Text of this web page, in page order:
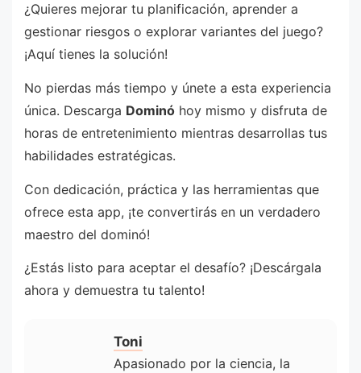
¿Quieres mejorar tu planificación, aprender a
gestionar riesgos o explorar variantes del juego?
¡Aquí tienes la solución!
No pierdas más tiempo y únete a esta experiencia
única. Descarga Dominó hoy mismo y disfruta de
horas de entretenimiento mientras desarrollas tus
habilidades estratégicas.
Con dedicación, práctica y las herramientas que
ofrece esta app, ¡te convertirás en un verdadero
maestro del dominó!
¿Estás listo para aceptar el desafío? ¡Descárgala
ahora y demuestra tu talento!
Toni
Apasionado por la ciencia, la